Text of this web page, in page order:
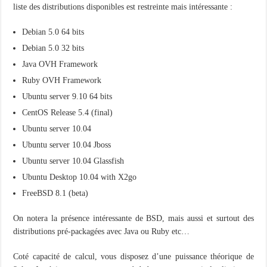
liste des distributions disponibles est restreinte mais intéressante :
Debian 5.0 64 bits
Debian 5.0 32 bits
Java OVH Framework
Ruby OVH Framework
Ubuntu server 9.10 64 bits
CentOS Release 5.4 (final)
Ubuntu server 10.04
Ubuntu server 10.04 Jboss
Ubuntu server 10.04 Glassfish
Ubuntu Desktop 10.04 with X2go
FreeBSD 8.1 (beta)
On notera la présence intéressante de BSD, mais aussi et surtout des
distributions pré-packagées avec Java ou Ruby etc…
Coté capacité de calcul, vous disposez d’une puissance théorique de